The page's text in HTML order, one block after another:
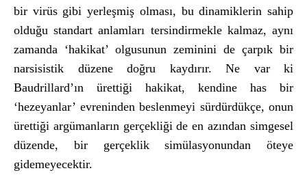
bir virüs gibi yerleşmiş olması, bu dinamiklerin sahip
olduğu standart anlamları tersindirmekle kalmaz, aynı
zamanda ‘hakikat’ olgusunun zeminini de çarpık bir
narsisistik düzene doğru kaydırır. Ne var ki
Baudrillard’ın ürettiği hakikat, kendine has bir
‘hezeyanlar’ evreninden beslenmeyi sürdürdükçe, onun
ürettiği argümanların gerçekliği de en azından simgesel
düzende, bir gerçeklik simülasyonundan öteye
gidemeyecektir.